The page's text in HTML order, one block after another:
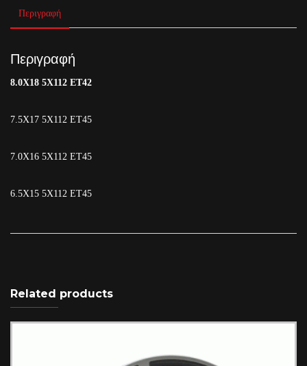
Περιγραφή
Περιγραφή
8.0X18 5X112 ET42
7.5X17 5X112 ET45
7.0X16 5X112 ET45
6.5X15 5X112 ET45
Related products